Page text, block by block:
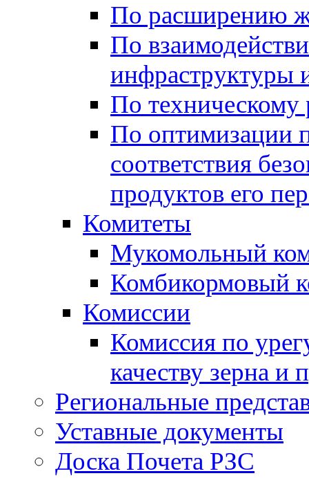
По расширению
По
инфраструктуры
По техническому
По оптимизации
соответствия
продуктов его
Комитеты
Мукомольный
Комбикормовый
Комиссии
Комиссия по
качеству зерна и
Региональные
Уставные документы
Доска Почета РЗС